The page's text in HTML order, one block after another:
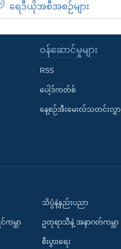
ရေဒီယိုအစီအစဉ်များ
၀န်ဆောင်မှုများ
RSS
ပေါ့ဒ်ကတ်စ်
နေ့စဉ်အီးမေးလ်သတင်းလွှာ
ကမ္ဘာ
သိပ္ပံနဲ့နည်းပညာ
ဥတုရာသီနဲ့ အနာဂတ်ကမ္ဘာ
စီးပွားရေး